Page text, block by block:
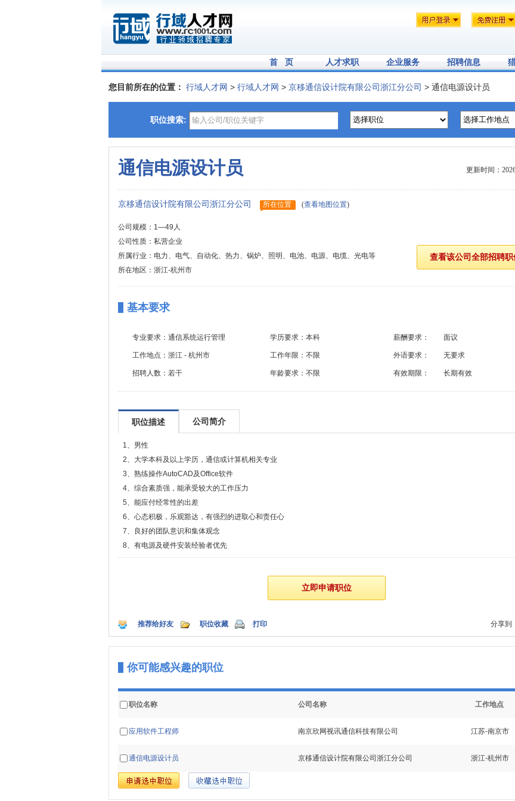
首 页 人才求职 企业服务 招聘信息
您目前所在的位置： 行域人才网 > 行域人才网 > 京移通信设计院有限公司浙江分公司 > 通信电源设计员
职位搜索:
更新时间：
通信电源设计员
京移通信设计院有限公司浙江分公司 所在位置 (查看地图位置)
公司规模：1—49人
公司性质：私营企业
所属行业：电力、电气、自动化、热力、锅炉、照明、电池、电源、电缆、光电等
所在地区：浙江-杭州市
基本要求
专业要求： 通信系统运行管理 学历要求： 本科 薪酬要求： 面议
工作地点： 浙江 - 杭州市 工作年限： 不限 外语要求： 无要求
招聘人数： 若干 年龄要求： 不限 有效期限： 长期有效
职位描述 公司简介
1、男性
2、大学本科及以上学历，通信或计算机相关专业
3、熟练操作AutoCAD及Office软件
4、综合素质强，能承受较大的工作压力
5、能应付经常性的出差
6、心态积极，乐观豁达，有强烈的进取心和责任心
7、良好的团队意识和集体观念
8、有电源及硬件安装经验者优先
推荐给好友 职位收藏 打印 分享到
你可能感兴趣的职位
职位名称 公司名称 工作地点
应用软件工程师 南京欣网视讯通信科技有限公司 江苏-南京市
通信电源设计员 京移通信设计院有限公司浙江分公司 浙江-杭州市